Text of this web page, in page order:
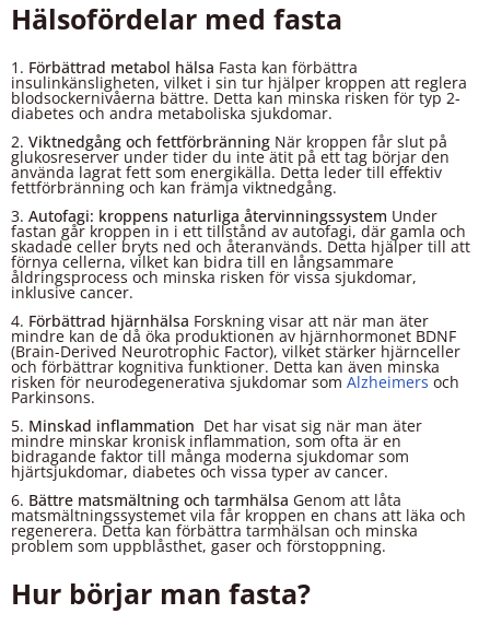
Hälsofördelar med fasta
Förbättrad metabol hälsa Fasta kan förbättra
insulinkänsligheten, vilket i sin tur hjälper kroppen att reglera
blodsockernivåerna bättre. Detta kan minska risken för typ 2-
diabetes och andra metaboliska sjukdomar.
Viktnedgång och fettförbränning När kroppen får slut på
glukosreserver under tider du inte ätit på ett tag börjar den
använda lagrat fett som energikälla. Detta leder till effektiv
fettförbränning och kan främja viktnedgång.
Autofagi: kroppens naturliga återvinningssystem Under
fastan går kroppen in i ett tillstånd av autofagi, där gamla och
skadade celler bryts ned och återanvänds. Detta hjälper till att
förnya cellerna, vilket kan bidra till en långsammare
åldringsprocess och minska risken för vissa sjukdomar,
inklusive cancer.
Förbättrad hjärnhälsa Forskning visar att när man äter
mindre kan de då öka produktionen av hjärnhormonet BDNF
(Brain-Derived Neurotrophic Factor), vilket stärker hjärnceller
och förbättrar kognitiva funktioner. Detta kan även minska
risken för neurodegenerativa sjukdomar som Alzheimers och
Parkinsons.
Minskad inflammation Det har visat sig när man äter
mindre minskar kronisk inflammation, som ofta är en
bidragande faktor till många moderna sjukdomar som
hjärtsjukdomar, diabetes och vissa typer av cancer.
Bättre matsmältning och tarmhälsa Genom att låta
matsmältningssystemet vila får kroppen en chans att läka och
regenerera. Detta kan förbättra tarmhälsan och minska
problem som uppblåsthet, gaser och förstoppning.
Hur börjar man fasta?